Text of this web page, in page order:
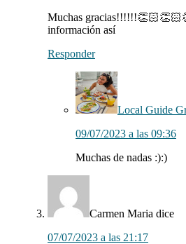
Muchas
información así
Responder
Local Guide
09/07/2023 a las 09:36
Muchas de nadas :):)
Carmen Maria dice
07/07/2023 a las 21:17